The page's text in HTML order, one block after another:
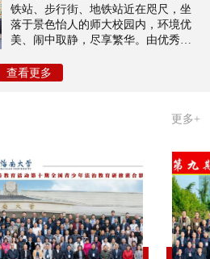
铁站、步行街、地铁站近在咫尺，坐
落于景色怡人的师大校园内，环境优
美、闹中取静，尽享繁华。由优秀设
室，会展培训等为主，共有近200个房
间，接待量大，性价比高，装修风格
查看更多
更多+